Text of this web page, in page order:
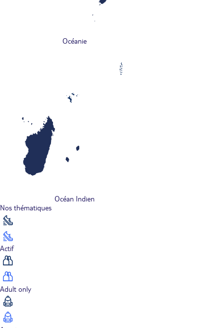
Océanie
Océan Indien
Nos thématiques
Actif
Adult only